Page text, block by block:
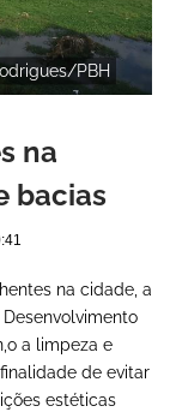
PBH
na
bacias
na cidade, a
a limpeza e
de evitar
estéticas